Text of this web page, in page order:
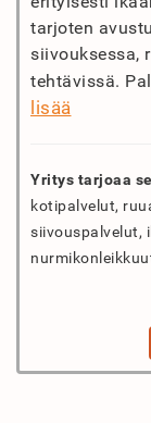
tarjoten
siivouksessa,
tehtävissä.
lisää
Yritys tarjoaa
kotipalvelut,
siivouspalvelut,